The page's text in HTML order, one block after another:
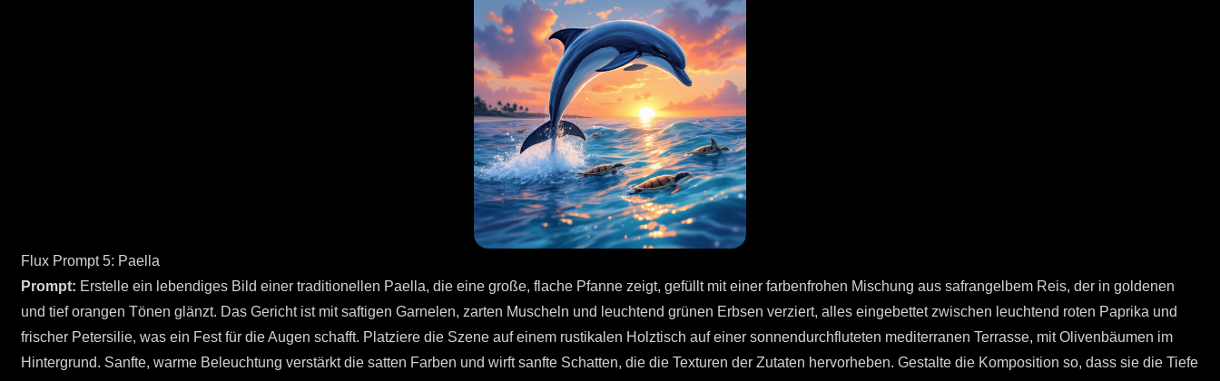
Flux Prompt 5: Paella
Prompt: Erstelle ein lebendiges Bild einer traditionellen Paella, die eine große, flache Pfanne zeigt, gefüllt mit einer farbenfrohen Mischung aus safrangelbem Reis, der in goldenen
und tief orangen Tönen glänzt. Das Gericht ist mit saftigen Garnelen, zarten Muscheln und leuchtend grünen Erbsen verziert, alles eingebettet zwischen leuchtend roten Paprika und
frischer Petersilie, was ein Fest für die Augen schafft. Platziere die Szene auf einem rustikalen Holztisch auf einer sonnendurchfluteten mediterranen Terrasse, mit Olivenbäumen im
Hintergrund. Sanfte, warme Beleuchtung verstärkt die satten Farben und wirft sanfte Schatten, die die Texturen der Zutaten hervorheben. Gestalte die Komposition so, dass sie die Tiefe